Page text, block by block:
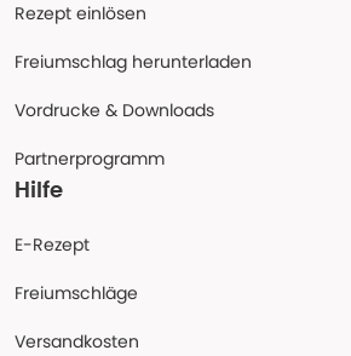
Rezept einlösen
Freiumschlag herunterladen
Vordrucke & Downloads
Partnerprogramm
Hilfe
E-Rezept
Freiumschläge
Versandkosten